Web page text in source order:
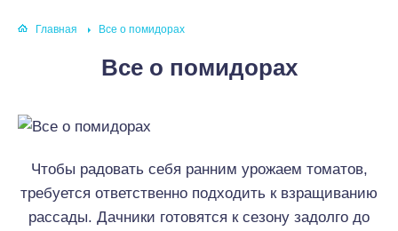
Главная Все о помидорах
Все о помидорах
Чтобы радовать себя ранним урожаем томатов,
требуется ответственно подходить к взращиванию
рассады. Дачники готовятся к сезону задолго до